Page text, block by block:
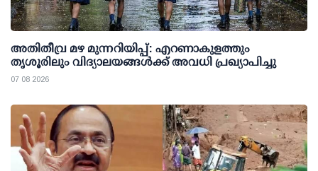
അതിതീവ്ര മഴ മുന്നറിയിപ്പ്: എറണാകുളത്തും
തൃശൂരിലും വിദ്യാലയങ്ങള്‍ക്ക് അവധി പ്രഖ്യാപിച്ചു
07 08 2026